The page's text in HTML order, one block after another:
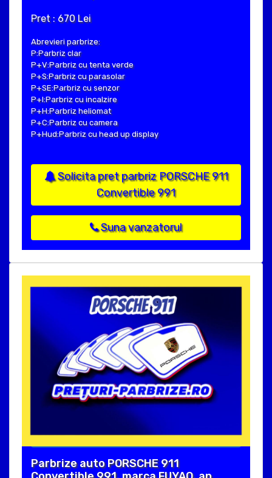
Pret : 670 Lei
Abrevieri parbrize:
P:Parbriz clar
P+V:Parbriz cu tenta verde
P+S:Parbriz cu parasolar
P+SE:Parbriz cu senzor
P+I:Parbriz cu incalzire
P+H:Parbriz heliomat
P+C:Parbriz cu camera
P+Hud:Parbriz cu head up display
Solicita pret parbriz PORSCHE 911
Convertible 991
Suna vanzatorul
Parbrize auto PORSCHE 911